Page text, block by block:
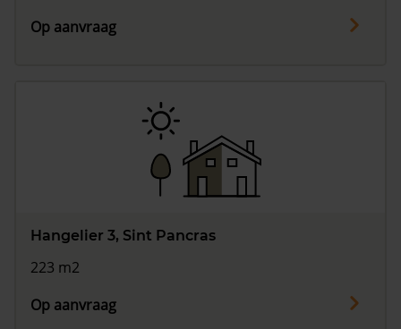
Op aanvraag
Hangelier 3, Sint Pancras
223 m2
Op aanvraag